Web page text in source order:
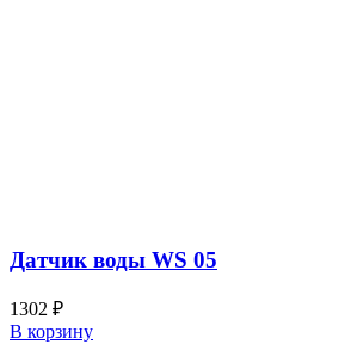
Датчик воды WS 05
1302 ₽
В корзину